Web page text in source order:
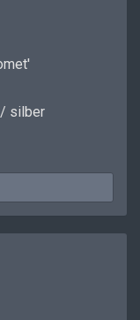
silber